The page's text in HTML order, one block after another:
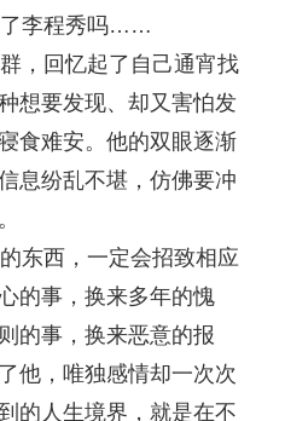
李程秀吗……
，回忆起了自己通宵找
想要发现、却又害怕发
食难安。他的双眼逐渐
息纷乱不堪，仿佛要冲
东西，一定会招致相应
的事，换来多年的愧
的事，换来恶意的报
他，唯独感情却一次次
的人生境界，就是在不